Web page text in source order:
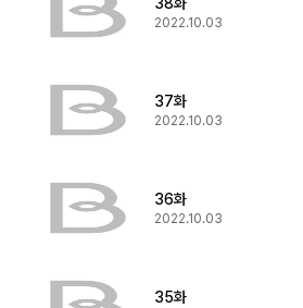
2022.10.03
37화
2022.10.03
36화
2022.10.03
35화